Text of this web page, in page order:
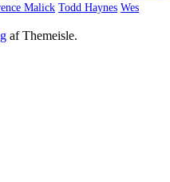
Malick Todd Haynes Wes
af Themeisle.